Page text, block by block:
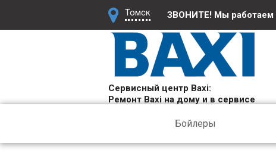
Томск ЗВОНИТЕ! Мы работаем
Сервисный центр Baxi:
Ремонт Baxi на дому и в сервисе
Бойлеры